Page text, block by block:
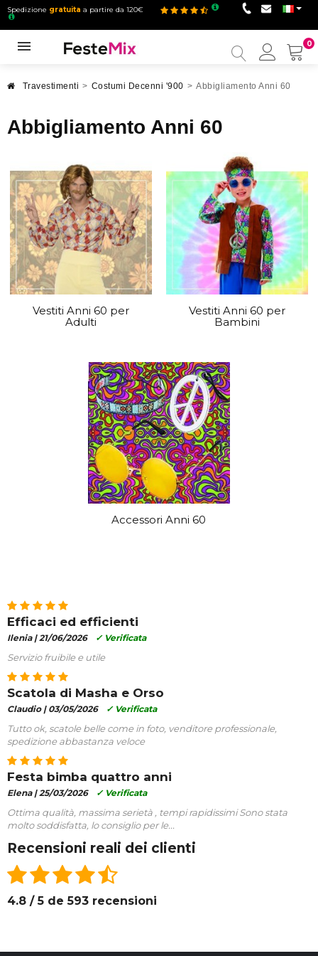
Spedizione gratuita a partire da 120€
0
mio
Travestimenti > Costumi Decenni '900 > Abbigliamento Anni 60
Abbigliamento Anni 60
Vestiti Anni 60 per
Adulti
Vestiti Anni 60 per
Bambini
Accessori Anni 60
Efficaci ed efficienti
Ilenia |21/06/2026 ✓ Verificata
Servizio fruibile e utile
Scatola di Masha e Orso
Claudio | 03/05/2026 ✓ Verificata
Tutto ok, scatole belle come in foto, venditore professionale,
spedizione abbastanza veloce
Festa bimba quattro anni
Elena |25/03/2026 ✓ Verificata
Ottima qualità, massima serietà , tempi rapidissimi Sono stata
molto soddisfatta, lo consiglio per le...
Recensioni reali dei clienti
4.8 / 5 de 593 recensioni